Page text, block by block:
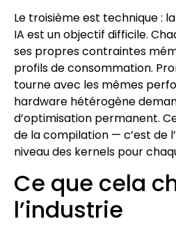
Le troisième est technique :
IA est un objectif difficile.
ses propres contraintes
profils de consommation.
tourne avec les mêmes
hardware hétérogène
d’optimisation permanent.
de la compilation — c’est de
niveau des kernels pour
Ce que cela
l’industrie